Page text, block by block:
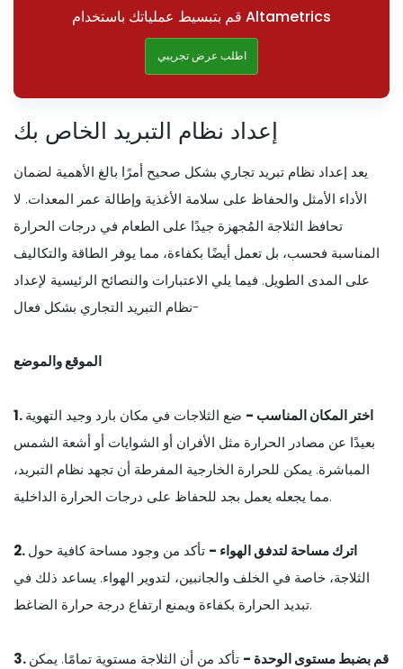
قم بتبسيط عملياتك باستخدام Altametrics
اطلب عرض تجريبي
إعداد نظام التبريد الخاص بك
يعد إعداد نظام تبريد تجاري بشكل صحيح أمرًا بالغ الأهمية لضمان
الأداء الأمثل والحفاظ على سلامة الأغذية وإطالة عمر المعدات. لا
تحافظ الثلاجة المُجهزة جيدًا على الطعام في درجات الحرارة
المناسبة فحسب، بل تعمل أيضًا بكفاءة، مما يوفر الطاقة والتكاليف
على المدى الطويل. فيما يلي الاعتبارات والنصائح الرئيسية لإعداد
نظام التبريد التجاري بشكل فعال-
الموقع والموضع
1. اختر المكان المناسب - ضع الثلاجات في مكان بارد وجيد التهوية
بعيدًا عن مصادر الحرارة مثل الأفران أو الشوايات أو أشعة الشمس
المباشرة. يمكن للحرارة الخارجية المفرطة أن تجهد نظام التبريد،
مما يجعله يعمل بجد للحفاظ على درجات الحرارة الداخلية.
2. اترك مساحة لتدفق الهواء - تأكد من وجود مساحة كافية حول
الثلاجة، خاصة في الخلف والجانبين، لتدوير الهواء. يساعد ذلك في
تبديد الحرارة بكفاءة ويمنع ارتفاع درجة حرارة الضاغط.
3. قم بضبط مستوى الوحدة - تأكد من أن الثلاجة مستوية تمامًا. يمكن